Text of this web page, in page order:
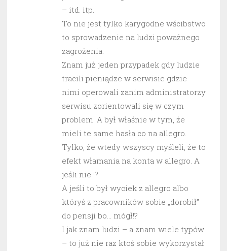
– itd. itp.
To nie jest tylko karygodne wścibstwo
to sprowadzenie na ludzi poważnego
zagrożenia.
Znam już jeden przypadek gdy ludzie
tracili pieniądze w serwisie gdzie
nimi operowali zanim administratorzy
serwisu zorientowali się w czym
problem. A był właśnie w tym, że
mieli te same hasła co na allegro.
Tylko, że wtedy wszyscy myśleli, że to
efekt włamania na konta w allegro. A
jeśli nie !?
A jeśli to był wyciek z allegro albo
któryś z pracowników sobie „dorobił”
do pensji bo… mógł!?
I jak znam ludzi – a znam wiele typów
– to już nie raz ktoś sobie wykorzystał